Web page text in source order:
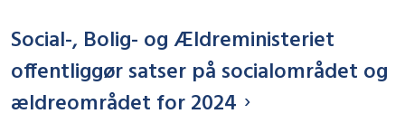
Social-, Bolig- og Ældreministeriet
offentliggør satser på socialområdet og
ældreområdet for 2024